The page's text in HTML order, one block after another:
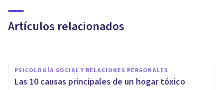
Artículos relacionados
claves
PSICOLOGÍA SOCIAL Y RELACIONES PERSONALES
​Las 10 causas principales de un hogar tóxico